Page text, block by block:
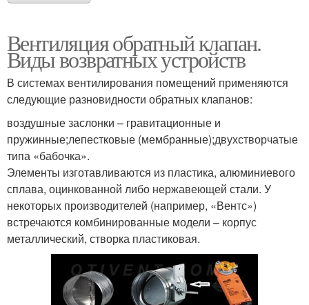
Вентиляция обратный клапан.
Виды возвратных устройств
В системах вентилирования помещений применяются
следующие разновидности обратных клапанов:
воздушные заслонки – гравитационные и
пружинные;лепестковые (мембранные);двухстворчатые
типа «бабочка».
Элементы изготавливаются из пластика, алюминиевого
сплава, оцинкованной либо нержавеющей стали. У
некоторых производителей (например, «Вентс»)
встречаются комбинированные модели – корпус
металлический, створка пластиковая.